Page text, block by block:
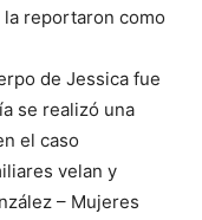
la reportaron como
de Jessica fue
se realizó una
el caso
velan y
– Mujeres